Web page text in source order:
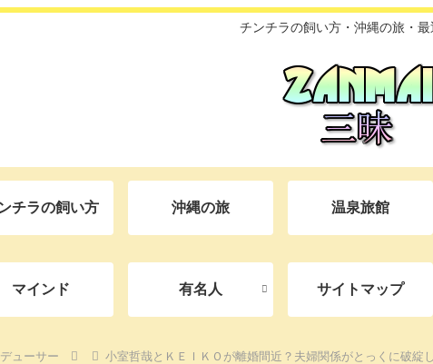
チンチラの飼い方・沖縄の旅・最
チラの飼い方 沖縄の旅 温泉旅館
マインド 有名人 サイトマップ
ューサー 小室哲哉とＫＥＩＫＯが離婚間近？夫婦関係がとっくに破綻